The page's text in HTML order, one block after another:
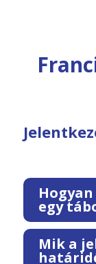
egy
Mik a